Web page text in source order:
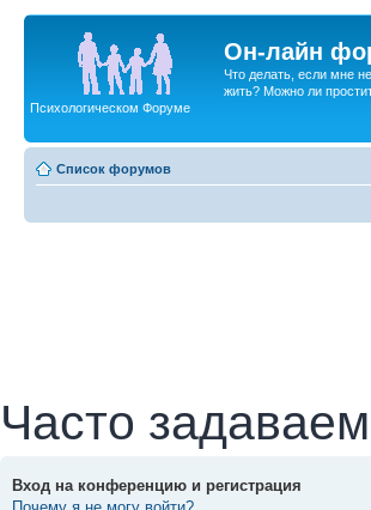
Он-лайн
Что делать, если мне
жить? Можно ли
Психологическом Форуме
Список форумов
Часто
Вход на конференцию и регистрация
Почему я не могу войти?